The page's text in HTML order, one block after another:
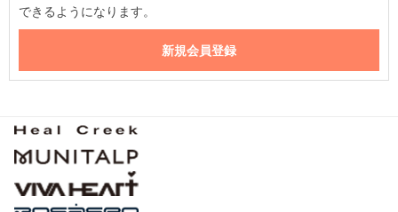
できるようになります。